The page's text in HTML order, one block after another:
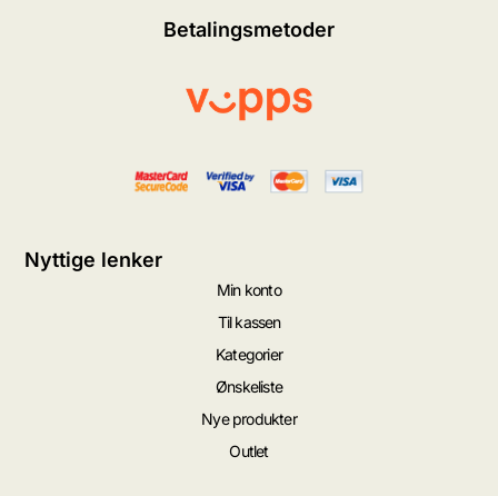
Betalingsmetoder
Nyttige lenker
Min konto
Til kassen
Kategorier
Ønskeliste
Nye produkter
Outlet